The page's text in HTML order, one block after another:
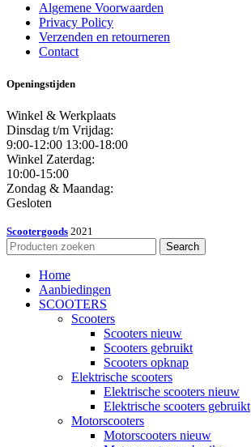
Algemene Voorwaarden
Privacy Policy
Verzenden en retourneren
Contact
Openingstijden
Winkel & Werkplaats
Dinsdag t/m Vrijdag:
9:00-12:00 13:00-18:00
Winkel Zaterdag:
10:00-15:00
Zondag & Maandag:
Gesloten
Scootergoods 2021
Search
Home
Aanbiedingen
SCOOTERS
Scooters
Scooters nieuw
Scooters gebruikt
Scooters opknap
Elektrische scooters
Elektrische scooters nieuw
Elektrische scooters gebruikt
Motorscooters
Motorscooters nieuw